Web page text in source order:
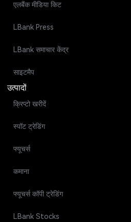
एलबैंक मीडिया किट
LBank Press
LBank समाचार केंद्र
साइटमैप
उत्पादों
क्रिप्टो खरीदें
स्पॉट ट्रेडिंग
फ्यूचर्स
कमाना
फ्यूचर्स कॉपी ट्रेडिंग
LBank Stocks